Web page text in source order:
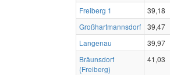
Freiberg 1
39,18
Großhartmannsdorf
39,47
Langenau
39,97
Bräunsdorf
(Freiberg)
41,03